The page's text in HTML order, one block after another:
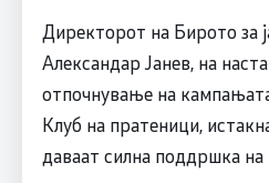
Директорот на Бирото за
Александар Јанев, на
отпочнување на
Клуб на пратеници,
даваат силна поддршка